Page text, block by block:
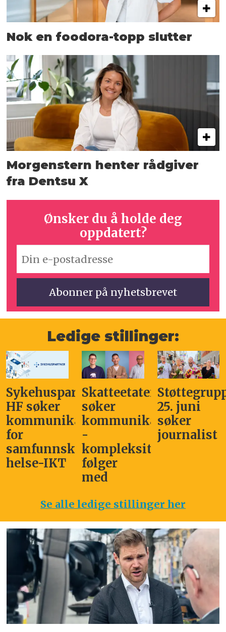
Nok en foodora-topp slutter
Morgenstern henter rådgiver
fra Dentsu X
Ønsker du å holde deg
oppdatert?
Ledige stillinger:
Sykehuspartner
HF søker
kommunikasjonssjef
for
samfunnskritisk
helse-IKT
Skatteetaten
søker
kommunikasjonsleder
-
kompleksitet
følger
med
25. juni
søker
journalist
Se alle ledige stillinger her